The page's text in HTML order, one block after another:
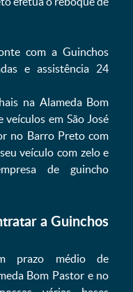
com a Guinchos
e assistência 24
na Alameda Bom
em São José
no Barro Preto com
veículo com zelo e
de guincho
a Guinchos
prazo médio de
Bom Pastor e no